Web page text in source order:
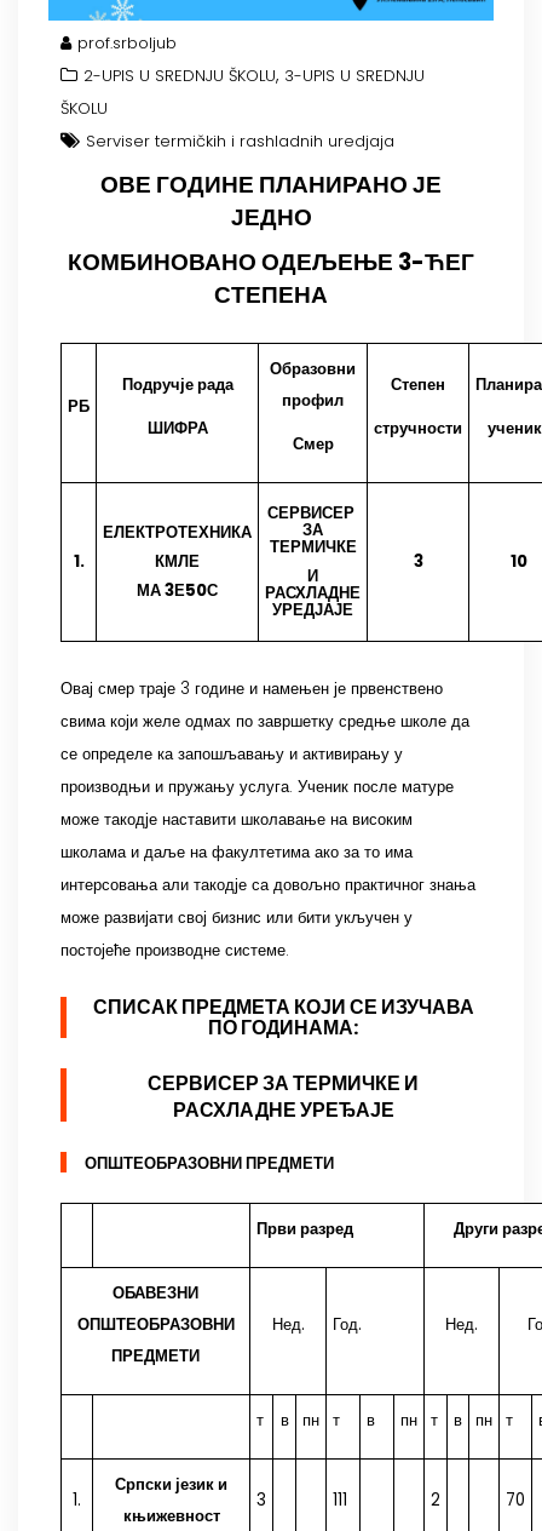
prof.srboljub
2-UPIS U SREDNJU ŠKOLU, 3-UPIS U SREDNJU
ŠKOLU
Serviser termičkih i rashladnih uredjaja
ОВЕ ГОДИНЕ ПЛАНИРАНО ЈЕ
ЈЕДНО
КОМБИНОВАНО ОДЕЉЕЊЕ 3-ЋЕГ
СТЕПЕНА
РБ
Подручје рада
ШИФРА
Образовни
профил
Смер
Степен
стручности
1.
ЕЛЕКТРОТЕХНИКА
КМЛЕ
МА 3Е50С
СЕРВИСЕР
ЗА
ТЕРМИЧКЕ
И
РАСХЛАДНЕ
УРЕДЈАЈЕ
3 10
Овај смер траје 3 године и намењен је првенствено
свима који желе одмах по завршетку средње школе да
се определе ка запошљавању и активирању у
производњи и пружању услуга. Ученик после матуре
може такодје наставити школавање на високим
школама и даље на факултетима ако за то има
интерсовања али такодје са довољно практичног знања
може развијати свој бизнис или бити укључен у
постојеће производне системе.
СПИСАК ПРЕДМЕТА КОЈИ СЕ ИЗУЧАВА
ПО ГОДИНАМА:
СЕРВИСЕР ЗА ТЕРМИЧКЕ И
РАСХЛАДНЕ УРЕЂАЈЕ
ОПШТЕОБРАЗОВНИ ПРЕДМЕТИ
Први разред Други
ОБАВЕЗНИ
ОПШТЕОБРАЗОВНИ
ПРЕДМЕТИ
Нед. Год. Нед.
т в пн т в пн т в пн т
1.
Српски језик и
књижевност
3 111 2 70